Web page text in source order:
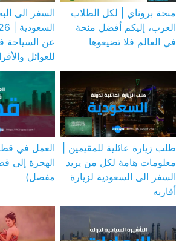
منحة بروناي | لكل الطلاب
العرب، إليكم أفضل منحة
في العالم فلا تضيعوها
السفر الى
عن السياحة
للعوائل
طلب زيارة عائلية للمقيمين |
معلومات هامة لكل من يريد
السفر الى السعودية لزيارة
أقاربه
العمل في
الهجرة إلى
مفصل)